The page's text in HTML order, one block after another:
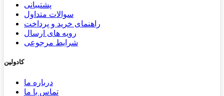
پشتیب​​انی
سوالات متداول
راهنمای خرید و پرداخت
رویه های ارسال
شرایط مرجوعی
کادولین
درباره ما
تماس با ما